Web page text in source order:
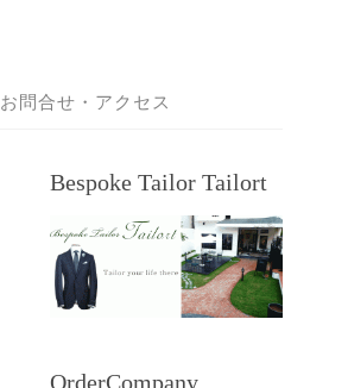
お問合せ・アクセス
Bespoke Tailor Tailort
OrderCompany